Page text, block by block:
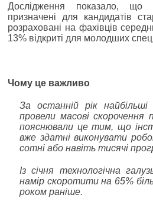
Дослідження показало, що
призначені для кандидатів
розраховані на фахівців
13% відкриті для молодших
Чому це важливо
За останній рік найбільші
провели масові скорочення
пояснювали це тим, що
вже здатні виконувати
сотні або навіть тисячі
Із січня технологічна
намір скоротити на 65%
роком раніше.